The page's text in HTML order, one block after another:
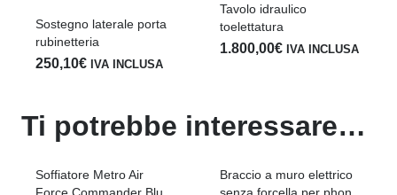
Sostegno laterale porta
rubinetteria
250,10€ IVA INCLUSA
Tavolo idraulico
toelettatura
1.800,00€ IVA INCLUSA
Ti potrebbe interessare…
Soffiatore Metro Air
Braccio a muro elettrico